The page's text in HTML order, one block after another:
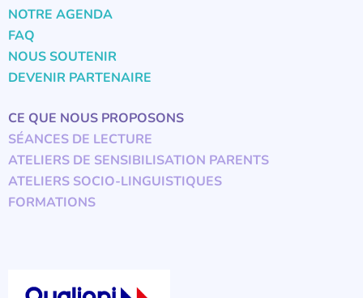
NOTRE AGENDA
FAQ
NOUS SOUTENIR
DEVENIR PARTENAIRE
CE QUE NOUS PROPOSONS
SÉANCES DE LECTURE
ATELIERS DE SENSIBILISATION PARENTS
ATELIERS SOCIO-LINGUISTIQUES
FORMATIONS